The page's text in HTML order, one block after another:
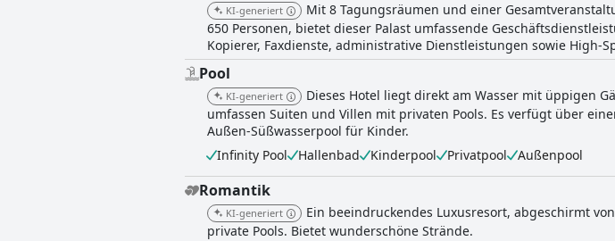
KI-generiert
Mit 8 Tagungsräumen und einer
650 Personen, bietet dieser Palast umfassende
Kopierer, Faxdienste, administrative Dienstleistungen sowie High-
Pool
KI-generiert
Dieses Hotel liegt direkt am Wasser mit üppigen
umfassen Suiten und Villen mit privaten Pools. Es verfügt über
Außen-Süßwasserpool für Kinder.
Infinity Pool
Hallenbad Kinderpool Privatpool Außenpool
Romantik
KI-generiert
Ein beeindruckendes Luxusresort, abgeschirmt
private Pools. Bietet wunderschöne Strände.